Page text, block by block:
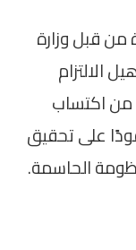
قبل وزارة
الالتزام
من اكتساب
على تحقيق
الحاسمة.